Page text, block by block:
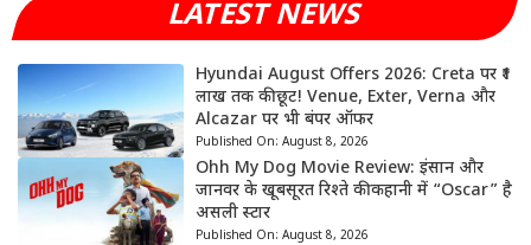
LATEST NEWS
Hyundai August Offers 2026: Creta पर ₹1
लाख तक की छूट! Venue, Exter, Verna और
Alcazar पर भी बंपर ऑफर
Published On: August 8, 2026
Ohh My Dog Movie Review: इंसान और
जानवर के खूबसूरत रिश्ते की कहानी में “Oscar” है
असली स्टार
Published On: August 8, 2026